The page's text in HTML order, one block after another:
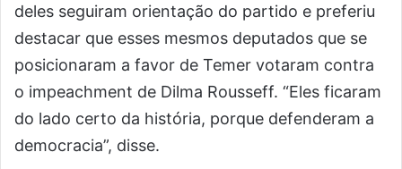
deles seguiram orientação do partido e preferiu
destacar que esses mesmos deputados que se
posicionaram a favor de Temer votaram contra
o impeachment de Dilma Rousseff. “Eles ficaram
do lado certo da história, porque defenderam a
democracia”, disse.